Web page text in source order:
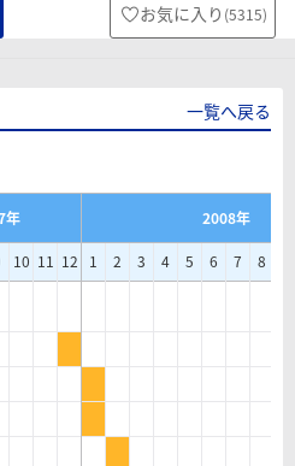
お気に入り (5315)
一覧へ戻る
年
2008年
10 11 12 1 2 3 4 5 6 7 8